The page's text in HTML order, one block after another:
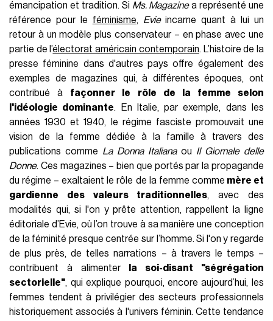
émancipation et tradition. Si Ms. Magazinea représenté une
référence pour le féminisme, Evieincarne quant à lui un
retour à un modèle plus conservateur – en phase avec une
partie de l’électorat américain contemporain. L’histoire de la
presse féminine dans d'autres pays offre également des
exemples de magazines qui, à différentes époques, ont
contribué à façonner le rôle de la femme selon
l'idéologie dominante. En Italie, par exemple, dans les
années 1930 et 1940, le régime fasciste promouvait une
vision de la femme dédiée à la famille à travers des
publications comme La Donna Italianaou Il Giornale delle
Donne. Ces magazines – bien que portés par la propagande
du régime – exaltaient le rôle de la femme comme mère et
gardienne des valeurs traditionnelles, avec des
modalités qui, si l'on y prête attention, rappellent la ligne
éditoriale d’Evie, où l’on trouve à sa manière une conception
de la féminité presque centrée sur l’homme. Si l'on y regarde
de plus près, de telles narrations – à travers le temps –
contribuent à alimenterla soi-disant "ségrégation
sectorielle", qui explique pourquoi, encore aujourd’hui, les
femmes tendent à privilégier des secteurs professionnels
historiquement associés à l'univers féminin. Cette tendance